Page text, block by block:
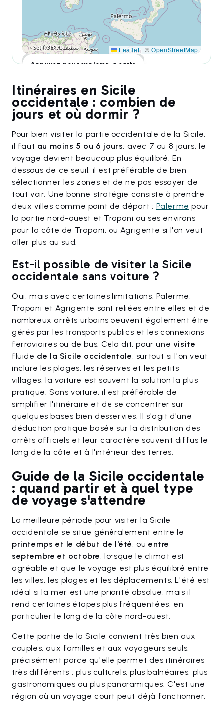
Leaflet | ©OpenStreetMap
Appuyez pour explorer la carte
Itinéraires en Sicile
occidentale : combien de
jours et où dormir ?
Pour bien visiter la partie occidentale de la Sicile,
il faut au moins 5 ou 6 jours; avec 7 ou 8 jours, le
voyage devient beaucoup plus équilibré. En
dessous de ce seuil, il est préférable de bien
sélectionner les zones et de ne pas essayer de
tout voir. Une bonne stratégie consiste à prendre
deux villes comme point de départ : Palerme pour
la partie nord-ouest et Trapani ou ses environs
pour la côte de Trapani, ou Agrigente si l'on veut
aller plus au sud.
Est-il possible de visiter la Sicile
occidentale sans voiture ?
Oui, mais avec certaines limitations. Palerme,
Trapani et Agrigente sont reliées entre elles et de
nombreux arrêts urbains peuvent également être
gérés par les transports publics et les connexions
ferroviaires ou de bus. Cela dit, pour une visite
fluide de la Sicile occidentale, surtout si l'on veut
inclure les plages, les réserves et les petits
villages, la voiture est souvent la solution la plus
pratique. Sans voiture, il est préférable de
simplifier l'itinéraire et de se concentrer sur
quelques bases bien desservies. Il s'agit d'une
déduction pratique basée sur la distribution des
arrêts officiels et leur caractère souvent diffus le
long de la côte et à l'intérieur des terres.
Guide de la Sicile occidentale
: quand partir et à quel type
de voyage s'attendre
La meilleure période pour visiter la Sicile
occidentale se situe généralement entre le
printemps et le début de l'été, ou entre
septembre et octobre, lorsque le climat est
agréable et que le voyage est plus équilibré entre
les villes, les plages et les déplacements. L'été est
idéal si la mer est une priorité absolue, mais il
rend certaines étapes plus fréquentées, en
particulier le long de la côte nord-ouest.
Cette partie de la Sicile convient très bien aux
couples, aux familles et aux voyageurs seuls,
précisément parce qu'elle permet des itinéraires
très différents : plus culturels, plus balnéaires, plus
gastronomiques ou plus panoramiques. C'est une
région où un voyage court peut déjà fonctionner,